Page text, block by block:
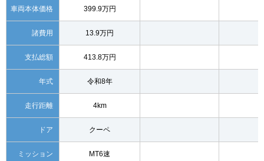
車両本体価格 399.9万円
諸費用 13.9万円
支払総額 413.8万円
年式 令和8年
走行距離 4km
ドア クーペ
ミッション MT6速